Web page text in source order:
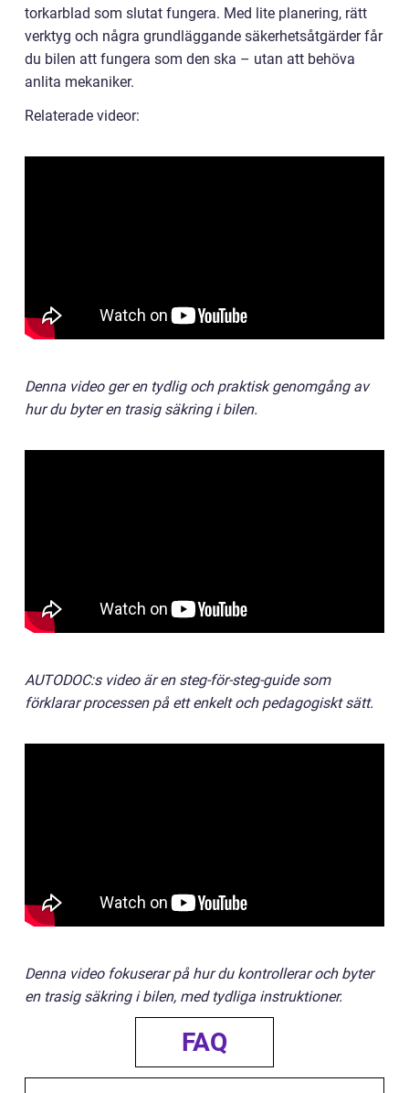
torkarblad som slutat fungera. Med lite planering, rätt
verktyg och några grundläggande säkerhetsåtgärder får
du bilen att fungera som den ska – utan att behöva
anlita mekaniker.
Relaterade videor:
Denna video ger en tydlig och praktisk genomgång av
hur du byter en trasig säkring i bilen.
AUTODOC:s video är en steg-för-steg-guide som
förklarar processen på ett enkelt och pedagogiskt sätt.
Denna video fokuserar på hur du kontrollerar och byter
en trasig säkring i bilen, med tydliga instruktioner.
FAQ